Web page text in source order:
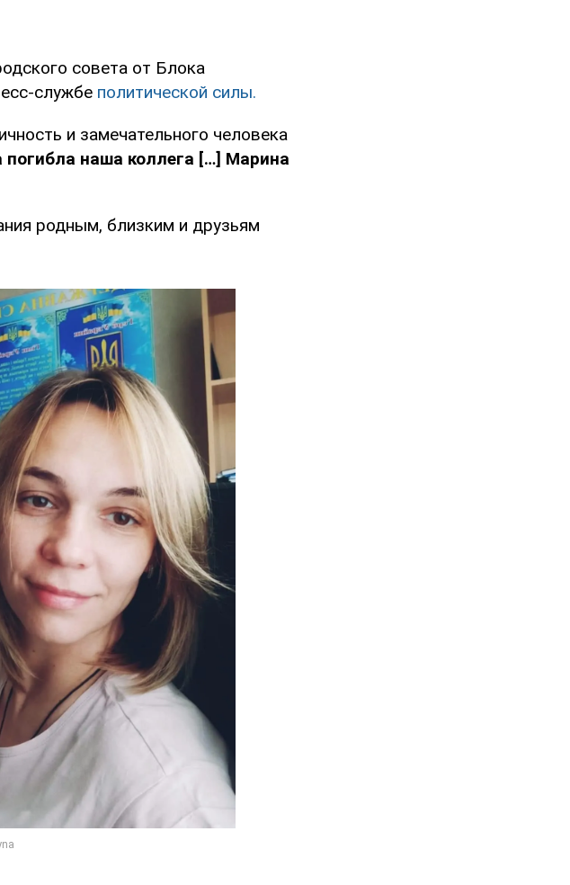
совета от Блока
службе политической силы.
и замечательного человека
наша коллега […] Марина
родным, близким и друзьям